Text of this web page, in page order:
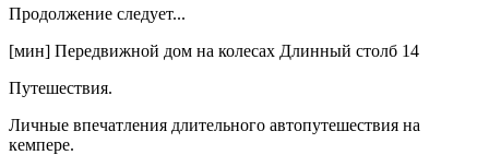
Продолжение следует...
[мин] Передвижной дом на колесах Длинный столб 14
Путешествия.
Личные впечатления длительного автопутешествия на
кемпере.